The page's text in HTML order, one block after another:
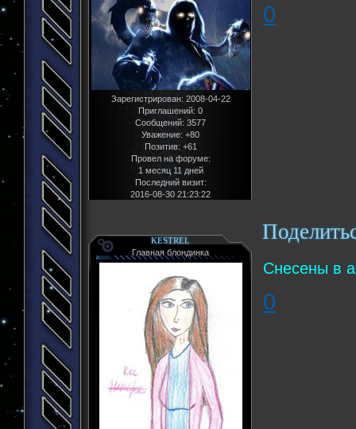
Зарегистрирован: 2008-04-22
Приглашений: 0
Сообщений: 3577
Уважение: +80
Позитив: +61
Провел на форуме:
1 месяц 11 дней
Последний визит:
2016-08-30 21:23:22
0
KESTREL
Главная блондинка
Снесены в
0